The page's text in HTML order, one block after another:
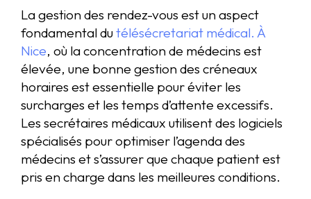
La gestion des rendez-vous est un aspect
fondamental dutélésécretariat médical. À
Nice, où la concentration de médecins est
élevée, une bonne gestion des créneaux
horaires est essentielle pour éviter les
surcharges et les temps d’attente excessifs.
Les secrétaires médicaux utilisent des logiciels
spécialisés pour optimiser l’agenda des
médecins et s’assurer que chaque patient est
pris en charge dans les meilleures conditions.